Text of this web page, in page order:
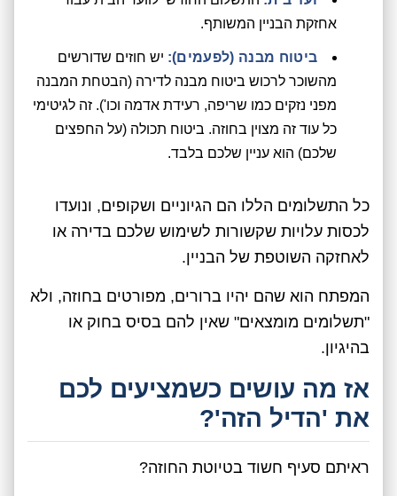
אחזקת הבניין המשותף.
ביטוח מבנה (לפעמים): יש חוזים שדורשים
מהשוכר לרכוש ביטוח מבנה לדירה (הבטחת המבנה
מפני נזקים כמו שריפה, רעידת אדמה וכו'). זה לגיטימי
כל עוד זה מצוין בחוזה. ביטוח תכולה (על החפצים
שלכם) הוא עניין שלכם בלבד.
כל התשלומים הללו הם הגיוניים ושקופים, ונועדו
לכסות עלויות שקשורות לשימוש שלכם בדירה או
לאחזקה השוטפת של הבניין.
המפתח הוא שהם יהיו ברורים, מפורטים בחוזה, ולא
"תשלומים מומצאים" שאין להם בסיס בחוק או
בהיגיון.
אז מה עושים כשמציעים לכם
את 'הדיל הזה'?
ראיתם סעיף חשוד בטיוטת החוזה?